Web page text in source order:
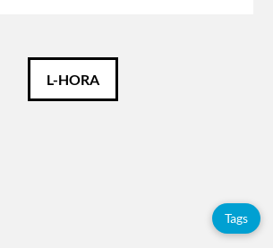
L-HORA
Tags